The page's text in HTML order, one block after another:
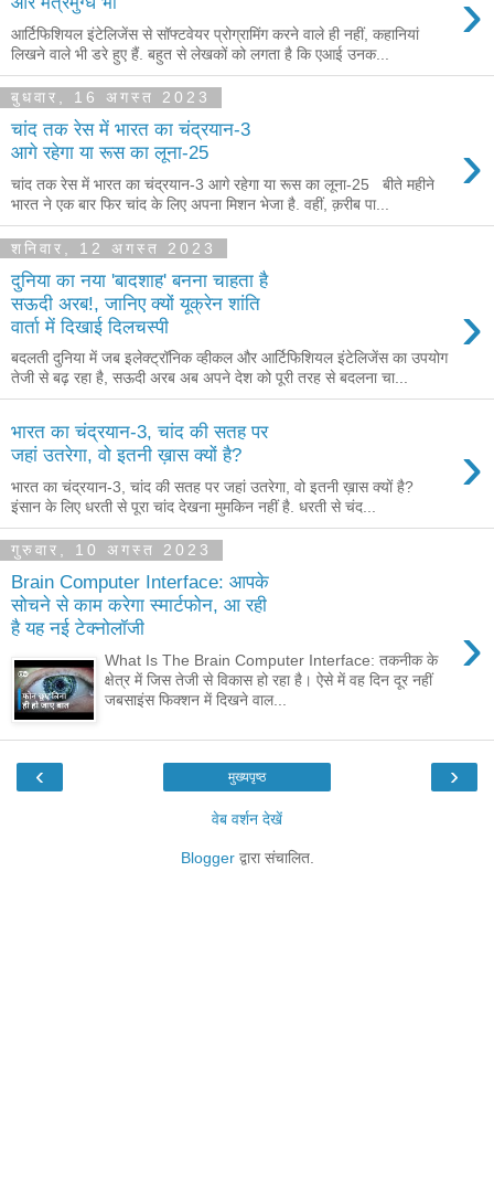
›
आर्टिफिशियल इंटेलिजेंस से सॉफ्टवेयर प्रोग्रामिंग करने वाले ही नहीं, कहानियां
लिखने वाले भी डरे हुए हैं. बहुत से लेखकों को लगता है कि एआई उनक...
बुधवार, 16 अगस्त 2023
चांद तक रेस में भारत का चंद्रयान-3
आगे रहेगा या रूस का लूना-25
›
चांद तक रेस में भारत का चंद्रयान-3 आगे रहेगा या रूस का लूना-25 बीते महीने
भारत ने एक बार फिर चांद के लिए अपना मिशन भेजा है. वहीं, क़रीब पा...
शनिवार, 12 अगस्त 2023
दुनिया का नया 'बादशाह' बनना चाहता है
सऊदी अरब!, जानिए क्यों यूक्रेन शांति
वार्ता में दिखाई दिलचस्पी
›
बदलती दुनिया में जब इलेक्ट्रॉनिक व्हीकल और आर्टिफिशियल इंटेलिजेंस का उपयोग
तेजी से बढ़ रहा है, सऊदी अरब अब अपने देश को पूरी तरह से बदलना चा...
भारत का चंद्रयान-3, चांद की सतह पर
जहां उतरेगा, वो इतनी ख़ास क्यों है?
›
भारत का चंद्रयान-3, चांद की सतह पर जहां उतरेगा, वो इतनी ख़ास क्यों है?
इंसान के लिए धरती से पूरा चांद देखना मुमकिन नहीं है. धरती से चंद...
गुरुवार, 10 अगस्त 2023
Brain Computer Interface: आपके
सोचने से काम करेगा स्मार्टफोन, आ रही
है यह नई टेक्नोलॉजी
›
What Is The Brain Computer Interface: तकनीक के
क्षेत्र में जिस तेजी से विकास हो रहा है। ऐसे में वह दिन दूर नहीं
जबसाइंस फिक्शन में दिखने वाल...
‹ ›
मुख्यपृष्ठ
वेब वर्शन देखें
Bloggerद्वारा संचालित.